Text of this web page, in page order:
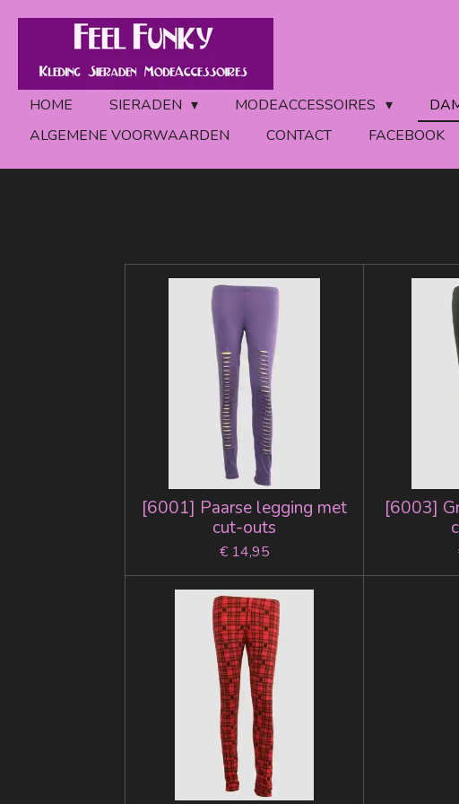
Ga
hoofdinhoud
HOME SIERADEN MODEACCESSOIRES
ALGEMENE VOORWAARDEN
CONTACT FACEBOOK
[6001] Paarse legging met
cut-outs
€ 14,95
[6003]